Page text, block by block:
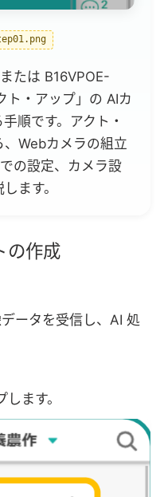
たは B16VPOE-
ト・アップ 」の AIカ
順です。アクト・
Webカメラの組立
の設定、カメラ設
ます。
の作成
ータを受信し、AI 処
ます。